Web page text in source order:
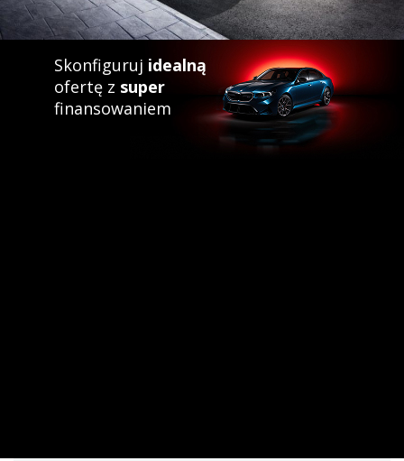
Skonfiguruj idealną
ofertę z super
finansowaniem